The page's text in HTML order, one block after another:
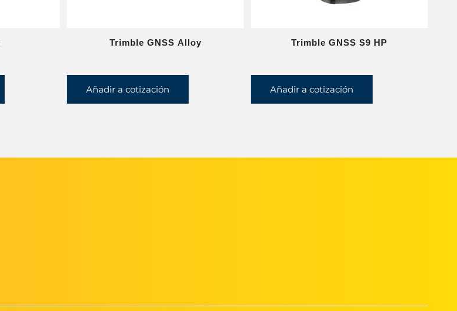
Trimble GNSS Alloy
Añadir a cotización
Trimble GNSS S9 HP
Añadir a cotización